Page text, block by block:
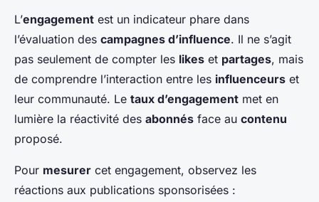
L’engagement est un indicateur phare dans
l’évaluation des campagnes d’influence. Il ne s’agit
pas seulement de compter les likes et partages, mais
de comprendre l’interaction entre les influenceurs et
leur communauté. Le taux d’engagement met en
lumière la réactivité des abonnés face au contenu
proposé.
Pour mesurer cet engagement, observez les
réactions aux publications sponsorisées :